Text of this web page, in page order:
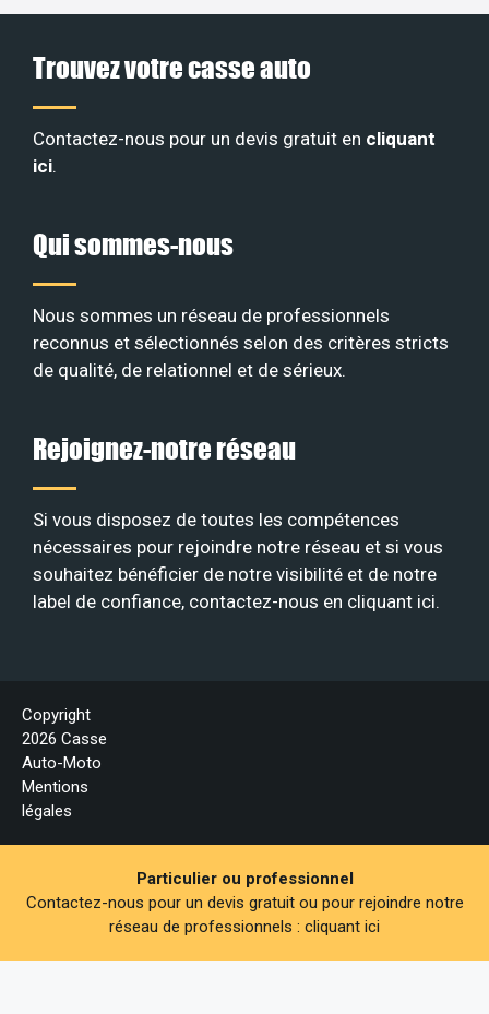
Trouvez votre casse auto
Contactez-nous pour un devis gratuit en cliquant
ici.
Qui sommes-nous
Nous sommes un réseau de professionnels
reconnus et sélectionnés selon des critères stricts
de qualité, de relationnel et de sérieux.
Rejoignez-notre réseau
Si vous disposez de toutes les compétences
nécessaires pour rejoindre notre réseau et si vous
souhaitez bénéficier de notre visibilité et de notre
label de confiance, contactez-nous en cliquant ici.
Copyright
2026 Casse
Auto-Moto
Mentions
légales
Particulier ou professionnel
Contactez-nous pour un devis gratuit ou pour rejoindre notre
réseau de professionnels : cliquant ici